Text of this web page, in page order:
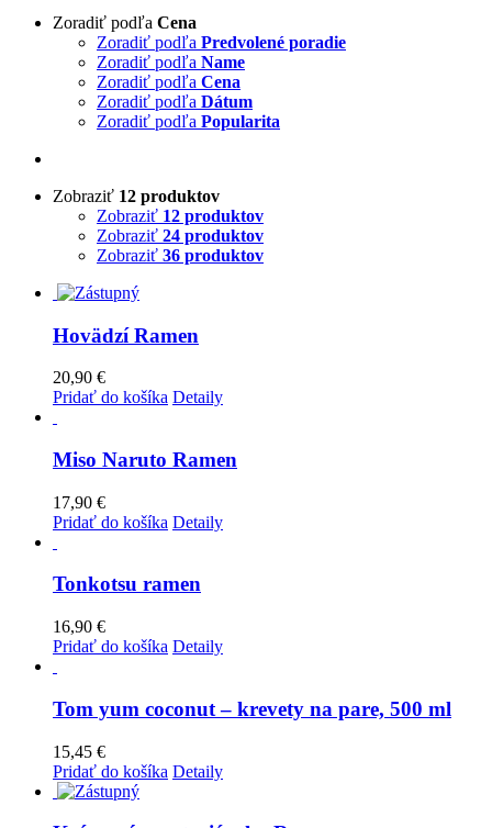
Zoradiť podľa Cena
Zoradiť podľa Predvolené poradie
Zoradiť podľa Name
Zoradiť podľa Cena
Zoradiť podľa Dátum
Zoradiť podľa Popularita
Zobraziť 12 produktov
Zobraziť 12 produktov
Zobraziť 24 produktov
Zobraziť 36 produktov
Hovädzí Ramen
20,90 €
Pridať do košíka Detaily
Miso Naruto Ramen
17,90 €
Pridať do košíka Detaily
Tonkotsu ramen
16,90 €
Pridať do košíka Detaily
Tom yum coconut – krevety na pare, 500 ml
15,45 €
Pridať do košíka Detaily